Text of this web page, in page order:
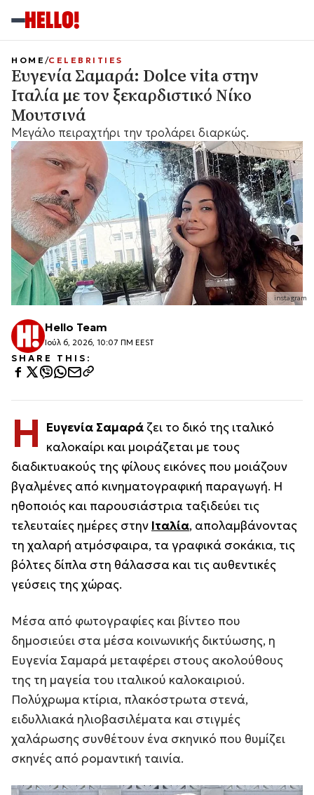
instagram
HOME CELEBRITIES
Ευγενία Σαμαρά: Dolce vita στην
Ιταλία με τον ξεκαρδιστικό Νίκο
Μουτσινά
Μεγάλο πειραχτήρι την τρολάρει διαρκώς.
Hello Team
Ιούλ 6, 2026, 10:07 ΠΜ EEST
SHARE THIS:
Η Ευγενία Σαμαράζει το δικό της ιταλικό
καλοκαίρι και μοιράζεται με τους
διαδικτυακούς της φίλους εικόνες που μοιάζουν
βγαλμένες από κινηματογραφική παραγωγή. Η
ηθοποιός και παρουσιάστρια ταξιδεύει τις
τελευταίες ημέρες στην Ιταλία, απολαμβάνοντας
τη χαλαρή ατμόσφαιρα, τα γραφικά σοκάκια, τις
βόλτες δίπλα στη θάλασσα και τις αυθεντικές
γεύσεις της χώρας.
Μέσα από φωτογραφίες και βίντεο που
δημοσιεύει στα μέσα κοινωνικής δικτύωσης, η
Ευγενία Σαμαρά μεταφέρει στους ακολούθους
της τη μαγεία του ιταλικού καλοκαιριού.
Πολύχρωμα κτίρια, πλακόστρωτα στενά,
ειδυλλιακά ηλιοβασιλέματα και στιγμές
χαλάρωσης συνθέτουν ένα σκηνικό που θυμίζει
σκηνές από ρομαντική ταινία.